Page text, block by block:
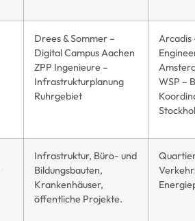
Drees & Sommer –
Digital Campus Aachen
ZPP Ingenieure –
Infrastrukturplanung
Ruhrgebiet
Arcadis
WSP –
Infrastruktur, Büro- und
Bildungsbauten,
Krankenhäuser,
öffentliche Projekte.